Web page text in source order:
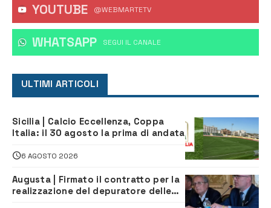
YOUTUBE @WEBMARTETV
WHATSAPP ‎SEGUI IL CANALE
ULTIMI ARTICOLI
Sicilia | Calcio Eccellenza, Coppa
Italia: il 30 agosto la prima di andata
6 AGOSTO 2026
Augusta | Firmato il contratto per la
realizzazione del depuratore delle